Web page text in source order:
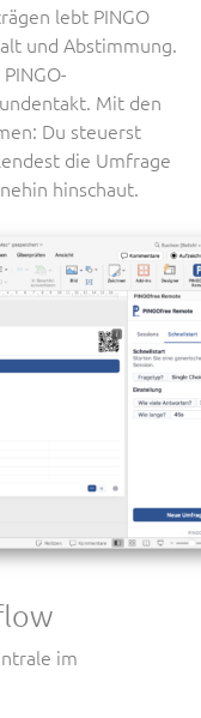
lebt PINGO
und Abstimmung.
Mit den
Du steuerst
die Umfrage
hinschaut.
im